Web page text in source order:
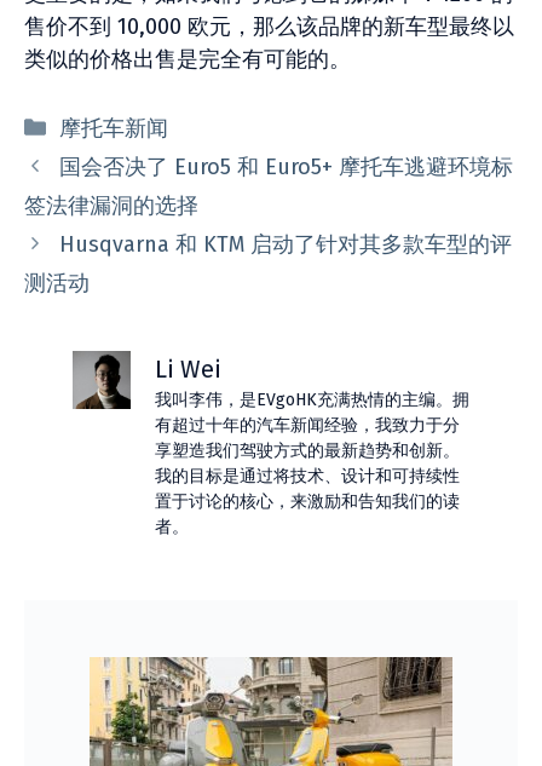
售价不到 10,000 欧元，那么该品牌的新车型最终以
类似的价格出售是完全有可能的。
分
类
摩托车新闻
国会否决了 Euro5 和 Euro5+ 摩托车逃避环境标
签法律漏洞的选择
Husqvarna 和 KTM 启动了针对其多款车型的评
测活动
Li Wei
我叫李伟，是EVgoHK充满热情的主编。拥
有超过十年的汽车新闻经验，我致力于分
享塑造我们驾驶方式的最新趋势和创新。
我的目标是通过将技术、设计和可持续性
置于讨论的核心，来激励和告知我们的读
者。